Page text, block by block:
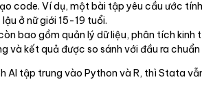
code. Ví dụ, một bài tập yêu cầu ước
ở nữ giới 15-19 tuổi.
bao gồm quản lý dữ liệu, phân tích kinh
và kết quả được so sánh với đầu ra
tập trung vào Python và R, thì Stata